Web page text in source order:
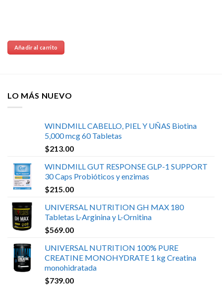
Añadir al carrito
LO MÁS NUEVO
WINDMILL CABELLO, PIEL Y UÑAS Biotina
5,000 mcg 60 Tabletas
$213.00
WINDMILL GUT RESPONSE GLP-1 SUPPORT
30 Caps Probióticos y enzimas
$215.00
UNIVERSAL NUTRITION GH MAX 180
Tabletas L-Arginina y L-Ornitina
$569.00
UNIVERSAL NUTRITION 100% PURE
CREATINE MONOHYDRATE 1 kg Creatina
monohidratada
$739.00